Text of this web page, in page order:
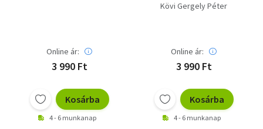
Történelem
Egyéb
Online ár:
3 990 Ft
Kosárba
4 - 6 munkanap
Kövi Gergely Péter
Online ár:
3 990 Ft
Kosárba
4 - 6 munkanap